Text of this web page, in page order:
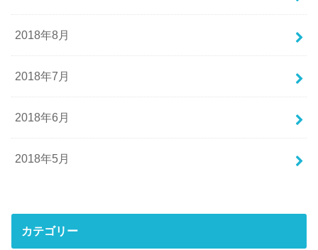
2018年8月
2018年7月
2018年6月
2018年5月
カテゴリー